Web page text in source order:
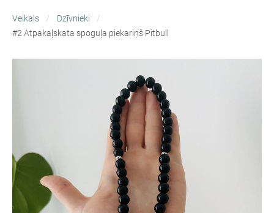
Veikals
Dzīvnieki
#2 Atpakaļskata spoguļa piekariņš Pitbull